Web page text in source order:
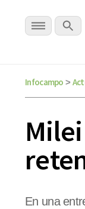
Infocampo >
En una